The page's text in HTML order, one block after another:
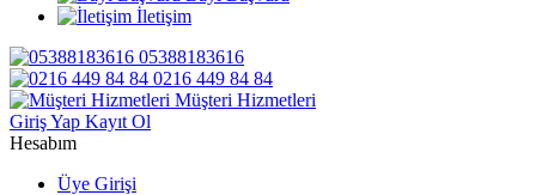
İletişim
05388183616
0216 449 84 84
Müşteri Hizmetleri
Giriş Yap Kayıt Ol
Hesabım
Üye Girişi